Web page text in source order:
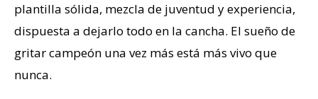
plantilla sólida, mezcla de juventud y experiencia,
dispuesta a dejarlo todo en la cancha. El sueño de
gritar campeón una vez más está más vivo que
nunca.